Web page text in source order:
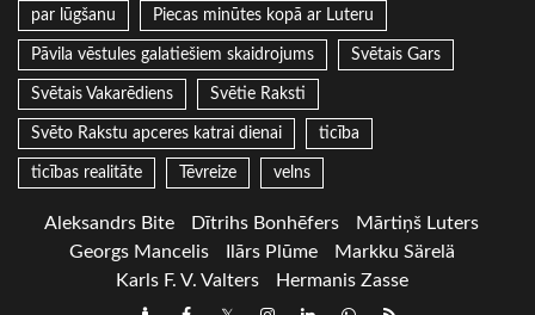
par lūgšanu Piecas minūtes kopā ar Luteru
Pāvila vēstules galatiešiem skaidrojums Svētais Gars
Svētais Vakarēdiens Svētie Raksti
Svēto Rakstu apceres katrai dienai ticība
ticības realitāte Tēvreize velns
Aleksandrs Bite Dītrihs Bonhēfers
Mārtiņš Luters
Georgs Mancelis
Ilārs Plūme
Markku Särelä
Karls F. V. Valters
Hermanis Zasse